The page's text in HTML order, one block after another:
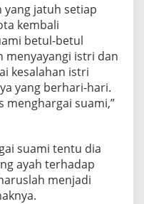
yang jatuh setiap
kembali
betul-betul
menyayangi istri dan
kesalahan istri
yang berhari-hari.
suami,”
suami tentu dia
ayah terhadap
menjadi